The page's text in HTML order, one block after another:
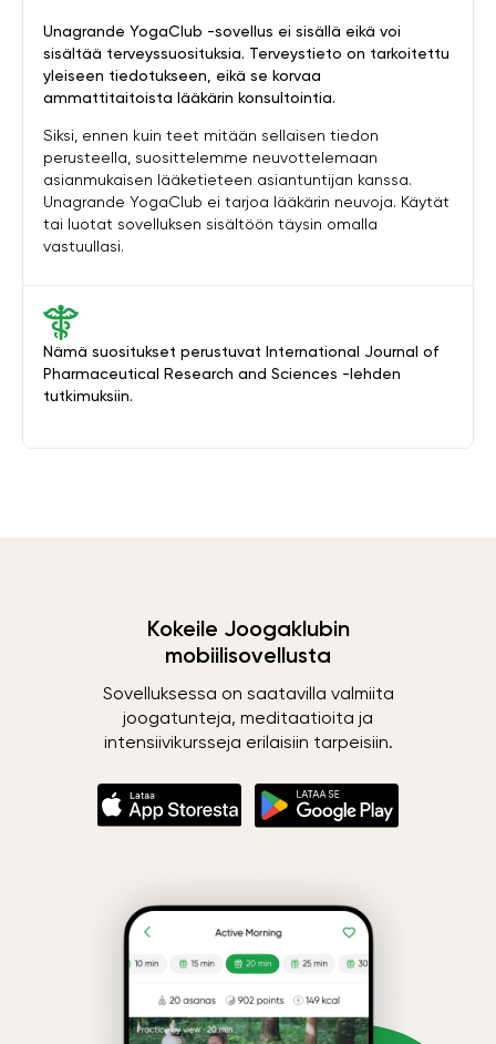
Nämä suositukset perustuvat International Journal of
Pharmaceutical Research and Sciences -lehden
tutkimuksiin.
Unagrande YogaClub -sovellus ei sisällä eikä voi
sisältää terveyssuosituksia. Terveystieto on tarkoitettu
yleiseen tiedotukseen, eikä se korvaa
ammattitaitoista lääkärin konsultointia.
Siksi, ennen kuin teet mitään sellaisen tiedon
perusteella, suosittelemme neuvottelemaan
asianmukaisen lääketieteen asiantuntijan kanssa.
Unagrande YogaClub ei tarjoa lääkärin neuvoja. Käytät
tai luotat sovelluksen sisältöön täysin omalla
vastuullasi.
Kokeile Joogaklubin
mobiilisovellusta
Sovelluksessa on saatavilla valmiita
joogatunteja, meditaatioita ja
intensiivikursseja erilaisiin tarpeisiin.